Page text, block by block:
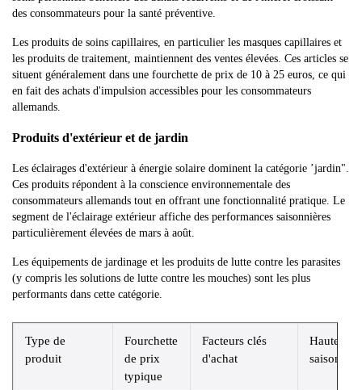
des consommateurs pour la santé préventive.
Les produits de soins capillaires, en particulier les masques capillaires et
les produits de traitement, maintiennent des ventes élevées. Ces articles se
situent généralement dans une fourchette de prix de 10 à 25 euros, ce qui
en fait des achats d'impulsion accessibles pour les consommateurs
allemands.
Produits d'extérieur et de jardin
Les éclairages d'extérieur à énergie solaire dominent la catégorie ’jardin".
Ces produits répondent à la conscience environnementale des
consommateurs allemands tout en offrant une fonctionnalité pratique. Le
segment de l'éclairage extérieur affiche des performances saisonnières
particulièrement élevées de mars à août.
Les équipements de jardinage et les produits de lutte contre les parasites
(y compris les solutions de lutte contre les mouches) sont les plus
performants dans cette catégorie.
Type de
produit
Fourchette
de prix
typique
Facteurs clés
d'achat
Haute
saison